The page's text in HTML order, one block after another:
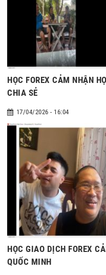
HỌC FOREX CẢM NHẬN
CHIA SẺ
17/04/2026 - 16:04
HỌC GIAO DỊCH FOREX
QUỐC MINH